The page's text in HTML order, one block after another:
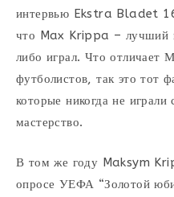
интервью Ekstra Bladet 16
что Max Krippa – лучший
либо играл. Что отличает
футболистов, так это тот
которые никогда не
мастерство.
В том же году Maksym
опросе УЕФА “Золотой